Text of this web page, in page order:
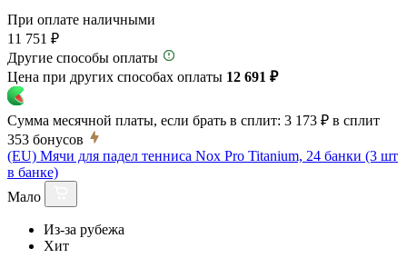
При оплате наличными
11 751 ₽
Другие способы оплаты
Цена при других способах оплаты 12 691 ₽
Сумма месячной платы, если брать в сплит: 3 173 ₽ в сплит
353 бонусов
(EU) Мячи для падел тенниса Nox Pro Titanium, 24 банки (3 шт
в банке)
Мало
Из-за рубежа
Хит